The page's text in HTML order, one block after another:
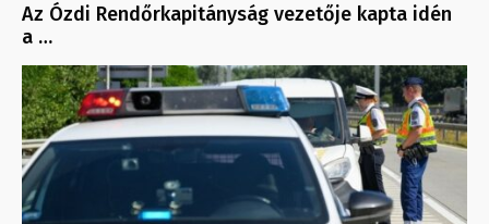
Az Ózdi Rendőrkapitányság vezetője kapta idén
a …